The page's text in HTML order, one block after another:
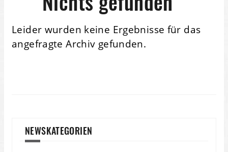
Leider wurden keine Ergebnisse für das
angefragte Archiv gefunden.
NEWSKATEGORIEN